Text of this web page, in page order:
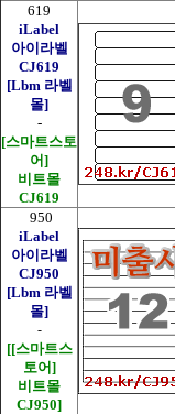
619
iLabel
아이라벨
CJ619
[Lbm 라벨
몰]
-
[스마트스토
어]
비트몰
CJ619
950
iLabel
아이라벨
CJ950
[Lbm 라벨
몰]
-
[[스마트스
토어]
비트몰
CJ950]